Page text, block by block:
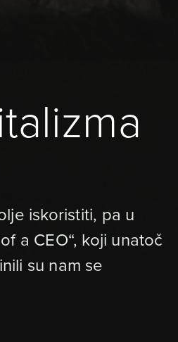
iskoristiti, pa u
a CEO“, koji unatoč
su nam se